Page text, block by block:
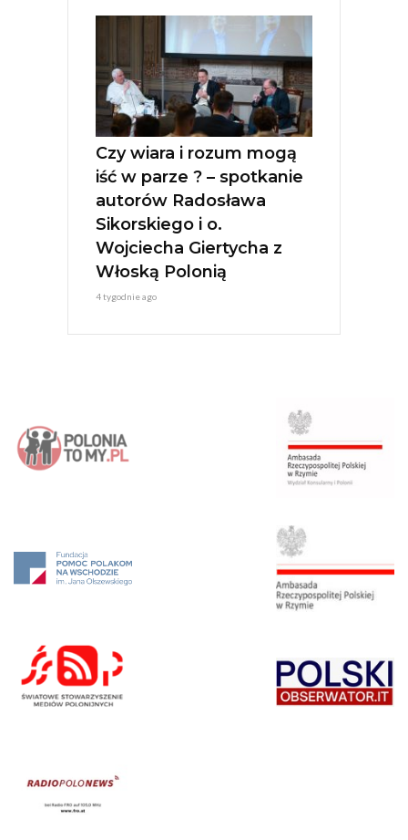
Czy wiara i rozum mogą
iść w parze ? – spotkanie
autorów Radosława
Sikorskiego i o.
Wojciecha Giertycha z
Włoską Polonią
4 tygodnie ago